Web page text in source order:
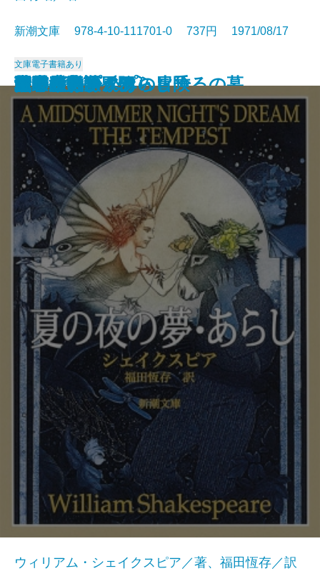
アメリカひじき・火垂るの墓
国盗り物語〔三〕
国盗り物語〔四〕
悪霊〔下〕
悪霊〔上〕
国盗り物語〔一〕
国盗り物語〔二〕
黒い画集
日常生活の冒険
戦艦武蔵
新潮文庫 978-4-10-111701-0 737円 1971/08/17
文庫電子書籍あり
夏の夜の夢・あらし
ウィリアム・シェイクスピア／著、福田恆存／訳
青の時代
日本三文オペラ
青春の蹉跌
ボッコちゃん
点と線
城
眼の壁
船乗りクプクプの冒険
荒野のおおかみ